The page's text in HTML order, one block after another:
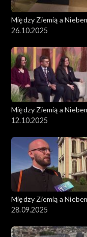
Między Ziemią a
26.10.2025
Między Ziemią a
12.10.2025
Między Ziemią a
28.09.2025